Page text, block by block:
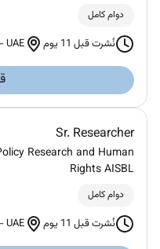
دوام كامل
نُشرت قبل 11 يوم -UAE
Sr. Researcher
Research and Human
Rights AISBL
دوام كامل
نُشرت قبل 11 يوم -UAE